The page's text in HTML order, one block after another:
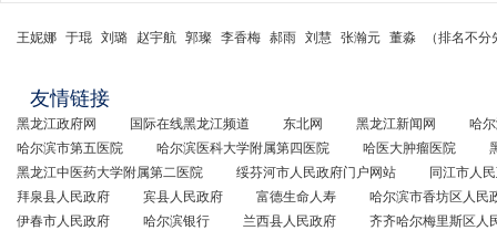
王妮娜 于琨 刘璐 赵宇航 郭璨 李香梅 郝雨 刘慧 张瀚元 董淼 （排名不
友情链接
黑龙江政府网 国际在线黑龙江频道 东北网 黑龙江新闻网
哈
哈尔滨市第五医院
哈尔滨医科大学附属第四医院 哈医大肿瘤医院
黑龙江中医药大学附属第二医院
绥芬河市人民政府门户网站
同江市人
拜泉县人民政府
宾县人民政府 富德生命人寿
哈尔滨市香坊区人民
伊春市人民政府
哈尔滨银行 兰西县人民政府 齐齐哈尔梅里斯区人